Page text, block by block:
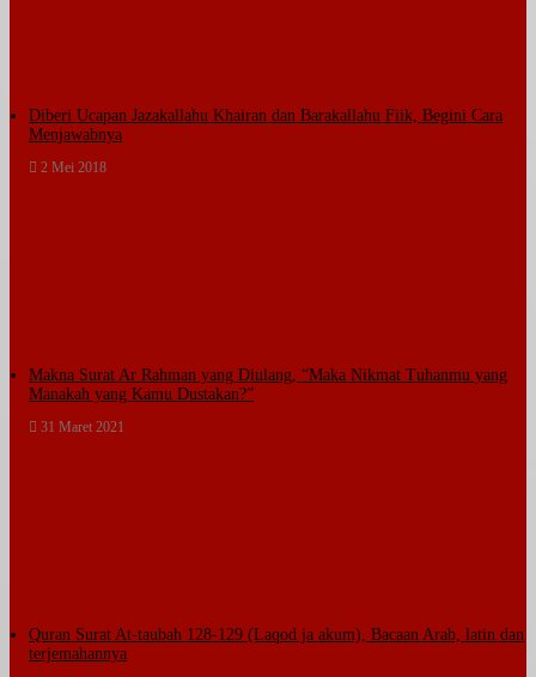
Diberi Ucapan Jazakallahu Khairan dan Barakallahu Fiik, Begini Cara
Menjawabnya
2 Mei 2018
Makna Surat Ar Rahman yang Diulang, “Maka Nikmat Tuhanmu yang
Manakah yang Kamu Dustakan?”
31 Maret 2021
Quran Surat At-taubah 128-129 (Laqod ja akum), Bacaan Arab, latin dan
terjemahannya